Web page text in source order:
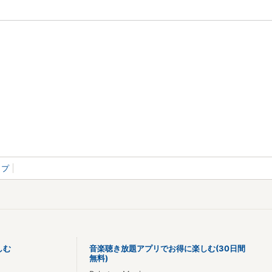
む
音楽聴き放題アプリでお得に楽しむ(30日間
無料)